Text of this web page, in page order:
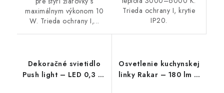
maximálnym výkonom 10
W. Trieda ochrany I,...
Trieda ochrany I, krytie
IP20.
Dekoračné svietidlo
Push light – LED 0,3 W
Osvetlenie kuchynskej
linky Rakar – 180 lm –